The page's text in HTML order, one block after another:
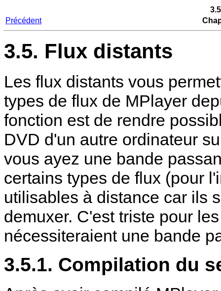
Précédent
3.5. Flux distants
Les flux distants vous
types de flux de MPlayer
fonction est de rendre
DVD d'un autre ordinateur
vous ayez une bande
certains types de flux (pour
utilisables à distance car ils
demuxer. C'est triste pour
nécessiteraient une bande
3.5.1. Compilation du